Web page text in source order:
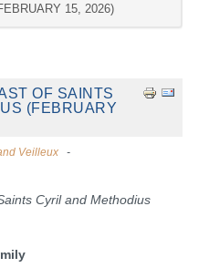
15, 2026)
OF SAINTS
(FEBRUARY
Veilleux
Cyril and Methodius